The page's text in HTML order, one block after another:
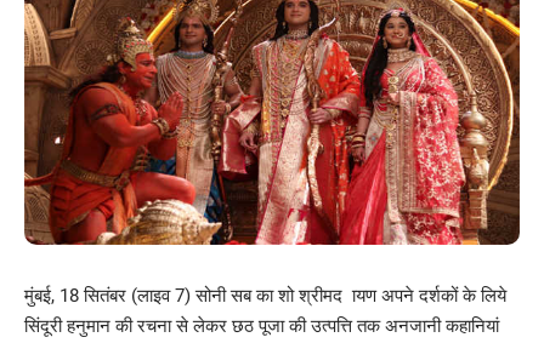
मुंबई, 18 सितंबर (लाइव 7) सोनी सब का शो श्रीमद ायण अपने दर्शकों के लिये
सिंदूरी हनुमान की रचना से लेकर छठ पूजा की उत्पत्ति तक अनजानी कहानियां